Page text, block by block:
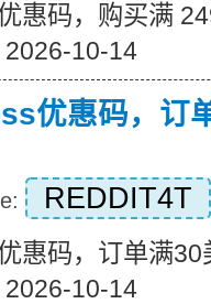
惠码，购买满
10-14
优惠码，订
REDDIT4T
惠码，订单满30
10-14